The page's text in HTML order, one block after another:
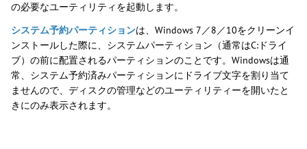
の必要なユーティリティを起動します。
システム予約パーティションは、Windows 7／8／10をクリーンイ
ンストールした際に、システムパーティション（通常はC:ドライ
ブ）の前に配置されるパーティションのことです。Windowsは通
常、システム予約済みパーティションにドライブ文字を割り当て
ませんので、ディスクの管理などのユーティリティーを開いたと
きにのみ表示されます。